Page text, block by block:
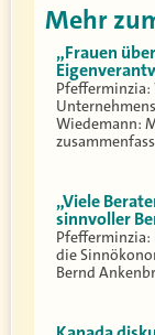
Mehr
„Frauen
Wiedemann:
„Viele
sinnvoller
Pfefferminzia:
die
Bernd